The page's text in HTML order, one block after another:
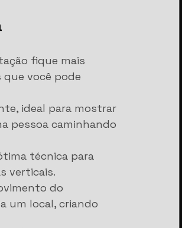
fique mais
você pode
ideal para mostrar
pessoa caminhando
técnica para
verticais.
do
um local, criando